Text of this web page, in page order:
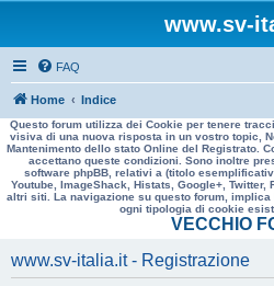
www.sv-
FAQ
Home Indice
Questo forum utilizza dei Cookie per tenere
visiva di una nuova risposta in un vostro topic,
Mantenimento dello stato Online del Registrato.
accettano queste condizioni. Sono inoltre
software phpBB, relativi a (titolo
Youtube, ImageShack, Histats, Google+,
altri siti. La navigazione su questo forum,
ogni tipologia di cookie
VECCHIO
www.sv-italia.it - Registrazione